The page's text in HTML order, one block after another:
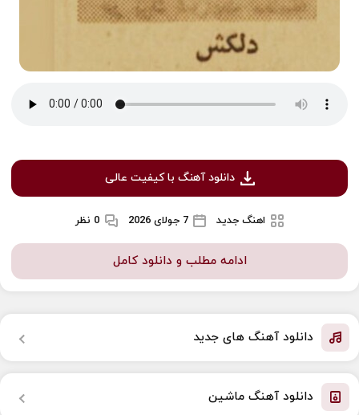
دانلود آهنگ با کیفیت عالی
اهنگ جدید 7 جولای 2026 0 نظر
ادامه مطلب و دانلود کامل
دانلود آهنگ های جدید
دانلود آهنگ ماشین